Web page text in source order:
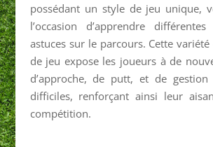
possédant un style de jeu unique,
l’occasion d’apprendre
astuces sur le parcours. Cette
de jeu expose les joueurs à de
d’approche, de putt, et de gestion
difficiles, renforçant ainsi leur
compétition.